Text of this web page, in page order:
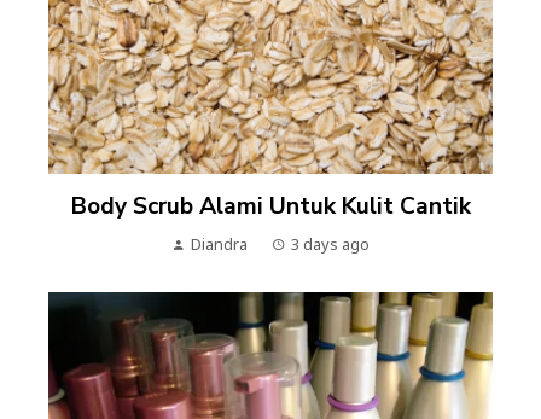
Body Scrub Alami Untuk Kulit Cantik
Diandra 3 days ago